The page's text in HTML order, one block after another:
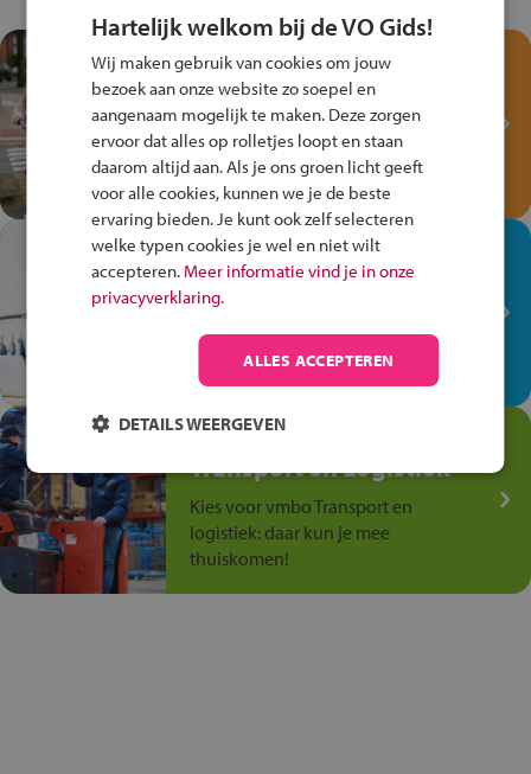
Test je kennis met het
Fiets Veilig
Verkeersspel!
Speel het Fiets Veilig Verkeersspel
en win een Cortina-fiets!
In de winkel ben je op je
plek!
op de winkelvloer, waar elke dag
anders is!
Jouw talent in de
Transport en Logistiek
Kies voor vmbo Transport en
logistiek: daar kun je mee
thuiskomen!
Hartelijk welkom bij de VO Gids!
Wij maken gebruik van cookies om jouw
bezoek aan onze website zo soepel en
aangenaam mogelijk te maken. Deze zorgen
ervoor dat alles op rolletjes loopt en staan
daarom altijd aan. Als je ons groen licht geeft
voor alle cookies, kunnen we je de beste
ervaring bieden. Je kunt ook zelf selecteren
welke typen cookies je wel en niet wilt
accepteren. Meer informatie vind je in onze
privacyverklaring.
ALLES ACCEPTEREN
DETAILS WEERGEVEN